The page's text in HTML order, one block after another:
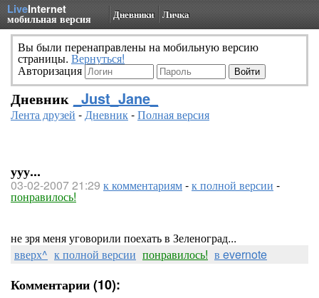
LiveInternet
мобильная версия Дневники Личка
Вы были перенаправлены на мобильную версию
страницы. Вернуться!
Авторизация
Дневник _Just_Jane_
Лента друзей -Дневник-Полная версия
ууу...
03-02-2007 21:29 к комментариям-к полной версии -
понравилось!
не зря меня уговорили поехать в Зеленоград...
вверх^ к полной версии понравилось! в evernote
Комментарии (10):